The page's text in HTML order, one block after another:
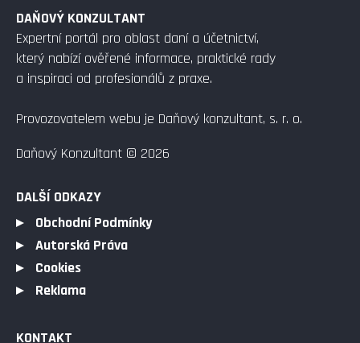
DAŇOVÝ KONZULTANT
Expertní portál pro oblast daní a účetnictví,
který nabízí ověřené informace, praktické rady
a inspiraci od profesionálů z praxe.
Provozovatelem webu je Daňový konzultant, s. r. o.
Daňový Konzultant © 2026
DALŠÍ ODKAZY
Obchodní Podmínky
Autorská Práva
Cookies
Reklama
KONTAKT